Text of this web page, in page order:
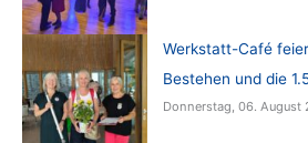
Werkstatt-Café
Bestehen und die
Donnerstag, 06. August